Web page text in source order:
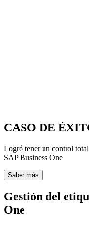
CASO DE
Logró tener un control
SAP Business One
Saber más
Gestión del
One